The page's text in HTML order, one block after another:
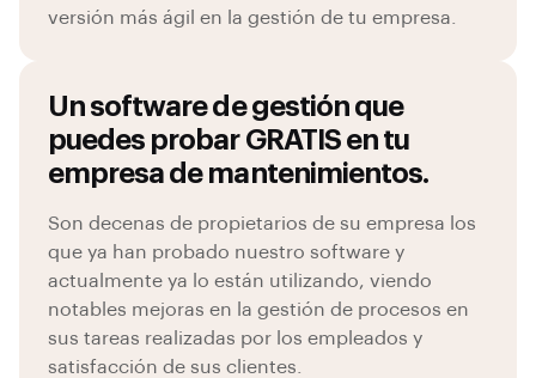
versión más ágil en la gestión de tu empresa.
Un software de gestión que
puedes probar GRATIS en tu
empresa de mantenimientos.
Son decenas de propietarios de su empresa los
que ya han probado nuestro software y
actualmente ya lo están utilizando, viendo
notables mejoras en la gestión de procesos en
sus tareas realizadas por los empleados y
satisfacción de sus clientes.